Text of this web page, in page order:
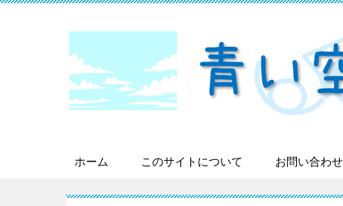
ホーム このサイトについて お問い合わせ